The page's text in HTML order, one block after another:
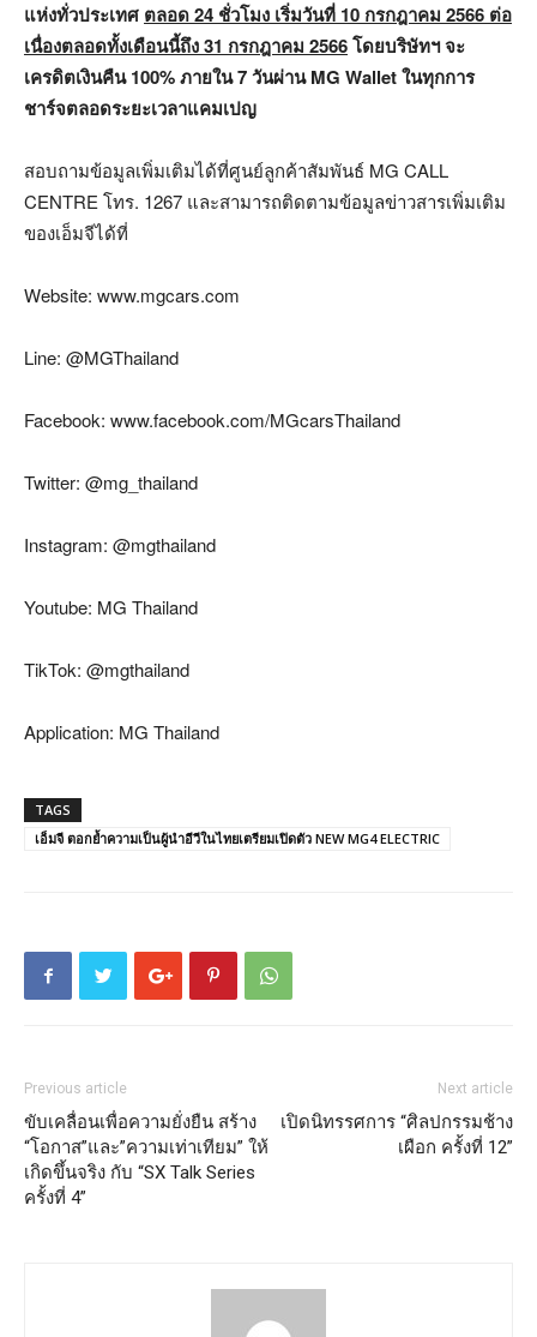
แห่งทั่วประเทศ ตลอด24 ชั่วโมง เริ่มวันที่ 10 กรกฎาคม 2566 ต่อ
เนื่องตลอดทั้งเดือนนี้ถึง 31 กรกฎาคม 2566โดยบริษัทฯ จะ
เครดิตเงินคืน100% ภายใน 7 วันผ่าน MG Wallet ในทุกการ
ชาร์จตลอดระยะเวลาแคมเปญ
สอบถามข้อมูลเพิ่มเติมได้ที่ศูนย์ลูกค้าสัมพันธ์ MG CALL
CENTRE โทร. 1267 และสามารถติดตามข้อมูลข่าวสารเพิ่มเติม
ของเอ็มจีได้ที่
Website: www.mgcars.com
Line: @MGThailand
Facebook: www.facebook.com/MGcarsThailand
Twitter: @mg_thailand
Instagram: @mgthailand
Youtube: MG Thailand
TikTok: @mgthailand
Application: MG Thailand
TAGS
เอ็มจี ตอกย้ำความเป็นผู้นำอีวีในไทยเตรียมเปิดตัว NEW MG4 ELECTRIC
Previous article
ขับเคลื่อนเพื่อความยั่งยืน สร้าง
“โอกาส”และ”ความเท่าเทียม” ให้
เกิดขึ้นจริง กับ “SX Talk Series
ครั้งที่ 4”
Next article
เปิดนิทรรศการ “ศิลปกรรมช้าง
เผือก ครั้งที่ 12”